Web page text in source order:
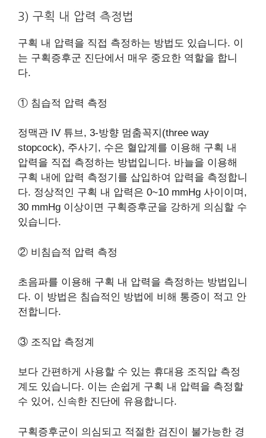
3) 구획 내 압력 측정법
구획 내 압력을 직접 측정하는 방법도 있습니다. 이
는 구획증후군 진단에서 매우 중요한 역할을 합니
다.
① 침습적 압력 측정
정맥관 IV 튜브, 3-방향 멈춤꼭지(three way
stopcock), 주사기, 수은 혈압계를 이용해 구획 내
압력을 직접 측정하는 방법입니다. 바늘을 이용해
구획 내에 압력 측정기를 삽입하여 압력을 측정합니
다. 정상적인 구획 내 압력은 0~10 mmHg 사이이며,
30 mmHg 이상이면 구획증후군을 강하게 의심할 수
있습니다.
② 비침습적 압력 측정
초음파를 이용해 구획 내 압력을 측정하는 방법입니
다. 이 방법은 침습적인 방법에 비해 통증이 적고 안
전합니다.
③ 조직압 측정계
보다 간편하게 사용할 수 있는 휴대용 조직압 측정
계도 있습니다. 이는 손쉽게 구획 내 압력을 측정할
수 있어, 신속한 진단에 유용합니다.
구획증후군이 의심되고 적절한 검진이 불가능한 경